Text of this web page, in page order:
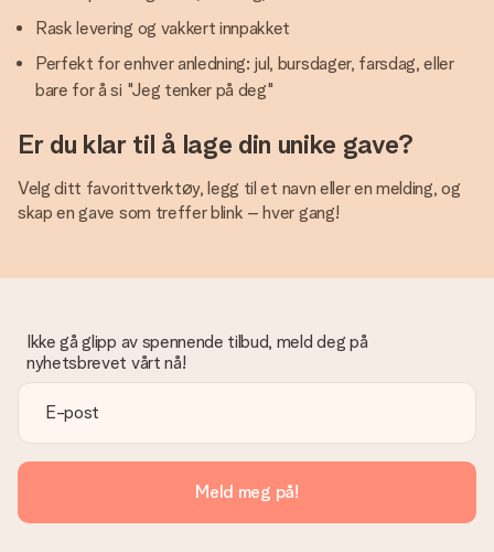
Rask levering og vakkert innpakket
Perfekt for enhver anledning: jul, bursdager, farsdag, eller
bare for å si "Jeg tenker på deg"
Er du klar til å lage din unike gave?
Velg ditt favorittverktøy, legg til et navn eller en melding, og
skap en gave som treffer blink – hver gang!
Ikke gå glipp av spennende tilbud, meld deg på
nyhetsbrevet vårt nå!
Meld meg på!